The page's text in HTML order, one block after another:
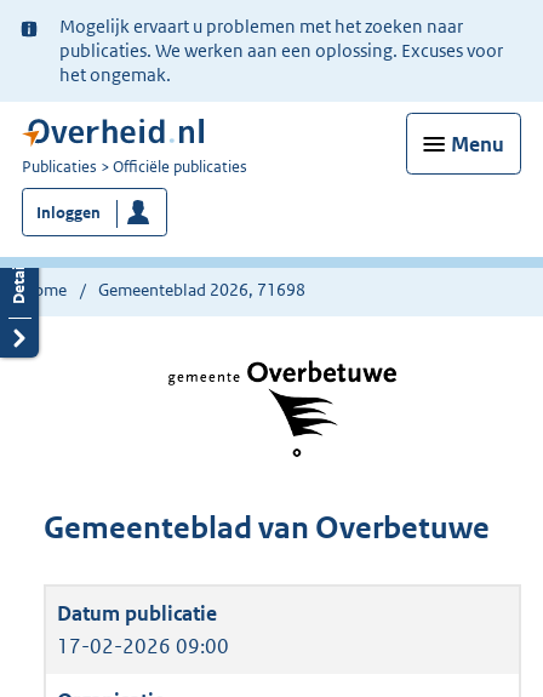
Ter
informatie:
Mogelijk ervaart u problemen met het zoeken naar
publicaties. We werken aan een oplossing. Excuses voor
het ongemak.
Menu
U
bent
nu
hier:
Publicaties Officiële publicaties
Inloggen
Home Gemeenteblad 2026, 71698
Gemeenteblad van Overbetuwe
17-02-2026 09:00